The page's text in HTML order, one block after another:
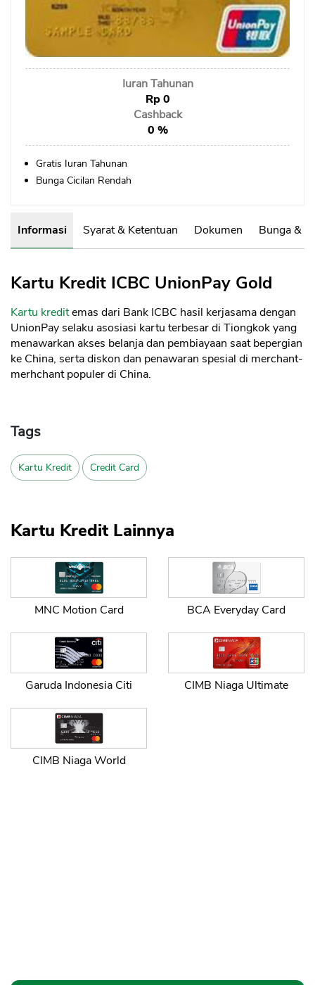
Sekuritas Saham
Bank Digital
Asuransi
Asuransi Jiwa
Iuran Tahunan
Rp 0
Cashback
0 %
Gratis Iuran Tahunan
Bunga Cicilan Rendah
Informasi Syarat & Ketentuan Dokumen Bunga &
Kartu Kredit ICBC UnionPay Gold
Kartu kreditemas dari Bank ICBC hasil kerjasama dengan
UnionPay selaku asosiasi kartu terbesar di Tiongkok yang
menawarkan akses belanja dan pembiayaan saat bepergian
ke China, serta diskon dan penawaran spesial di merchant-
merhchant populer di China.
Tags
Kartu Kredit Credit Card
Kartu Kredit Lainnya
MNC Motion Card BCA Everyday Card
Garuda Indonesia Citi CIMB Niaga Ultimate
CIMB Niaga World